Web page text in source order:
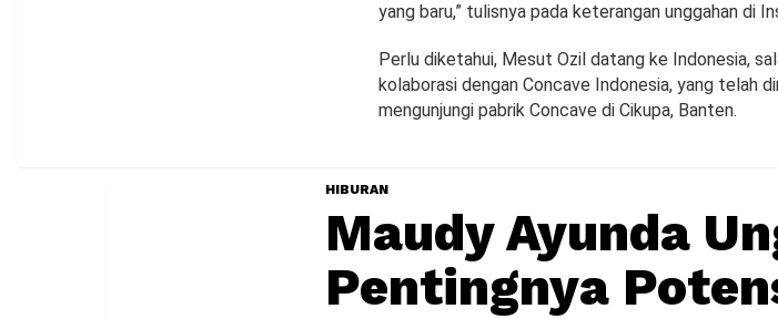
yang baru,” tulisnya pada keterangan unggahan di
Perlu diketahui, Mesut Ozil datang ke Indonesia,
kolaborasi dengan Concave Indonesia, yang telah
mengunjungi pabrik Concave di Cikupa, Banten.
HIBURAN
Maudy Ayunda
Pentingnya